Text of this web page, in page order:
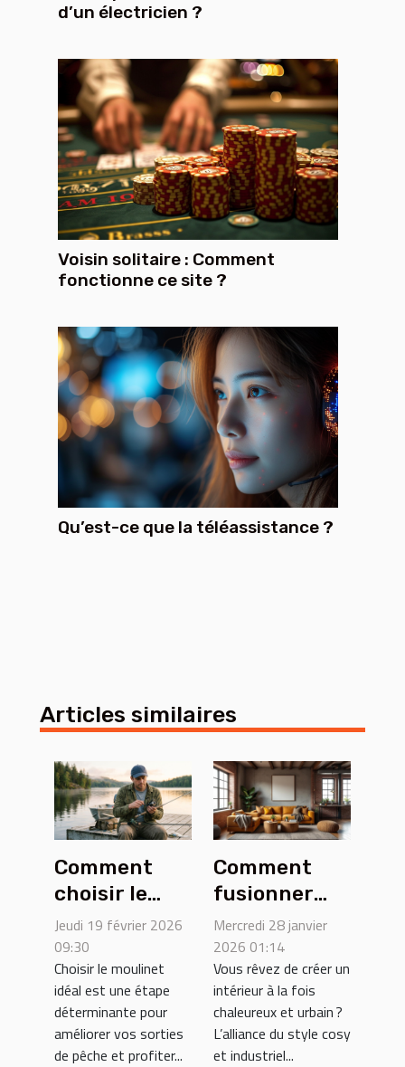
d’un électricien ?
Voisin solitaire : Comment
fonctionne ce site ?
Qu’est-ce que la téléassistance ?
Articles similaires
Comment
choisir le
moulinet
idéal pour
optimiser
votre
expérience
de pêche ?
Jeudi 19 février 2026
09:30
Choisir le moulinet
idéal est une étape
déterminante pour
améliorer vos sorties
de pêche et profiter...
Comment
fusionner
styles cosy
et industriel
dans votre
espace ?
Mercredi 28 janvier
2026 01:14
Vous rêvez de créer un
intérieur à la fois
chaleureux et urbain ?
L’alliance du style cosy
et industriel...